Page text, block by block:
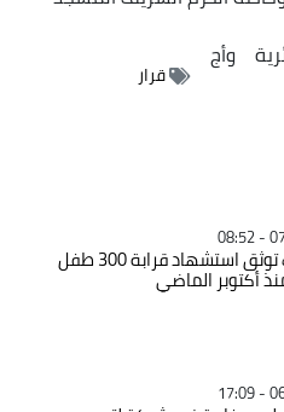
وأج
قرار
اليونيسف توثق استشهاد قرابة 300 طفل
أكتوبر الماضي